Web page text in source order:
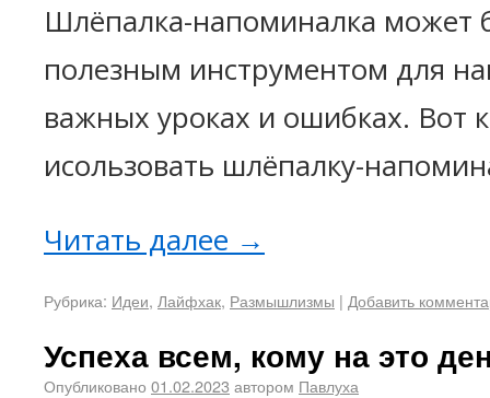
Шлёпалка-напоминалка может
полезным инструментом для
важных уроках и ошибках. Вот
исользовать шлёпалку-
Читать далее →
Рубрика: Идеи, Лайфхак, Размышлизмы | Добавить
Успеха всем, кому на это
Опубликовано 01.02.2023 автором Павлуха